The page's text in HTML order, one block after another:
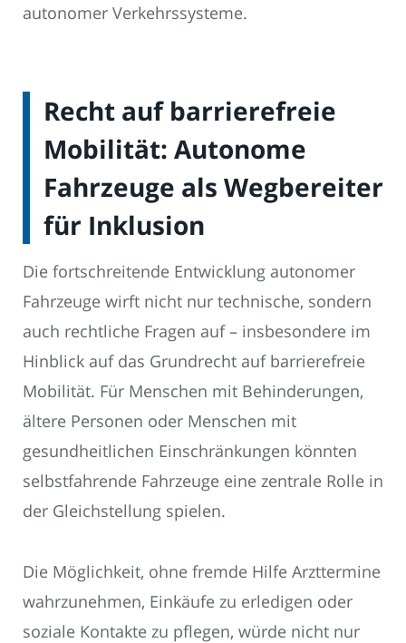
autonomer Verkehrssysteme.
Recht auf barrierefreie
Mobilität: Autonome
Fahrzeuge als Wegbereiter
für Inklusion
Die fortschreitende Entwicklung autonomer
Fahrzeuge wirft nicht nur technische, sondern
auch rechtliche Fragen auf – insbesondere im
Hinblick auf das Grundrecht auf barrierefreie
Mobilität. Für Menschen mit Behinderungen,
ältere Personen oder Menschen mit
gesundheitlichen Einschränkungen könnten
selbstfahrende Fahrzeuge eine zentrale Rolle in
der Gleichstellung spielen.
Die Möglichkeit, ohne fremde Hilfe Arzttermine
wahrzunehmen, Einkäufe zu erledigen oder
soziale Kontakte zu pflegen, würde nicht nur